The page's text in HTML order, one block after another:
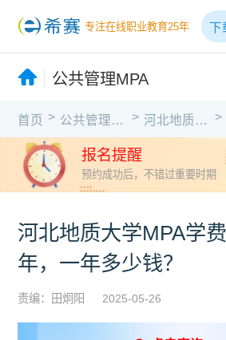
专注在线职业教育25年 下
公共管理MPA
首页 > 公共管理MPA > 河北地质大学 >
报名提醒
预约成功后，不错过重要时期
河北地质大学MPA学
年，一年多少钱？
责编：田炯阳 2025-05-26